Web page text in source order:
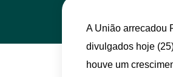
A União arrecadou
divulgados hoje
houve um